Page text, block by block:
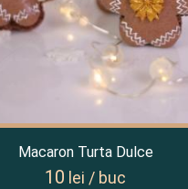
Macaron Turta Dulce
10 lei / buc